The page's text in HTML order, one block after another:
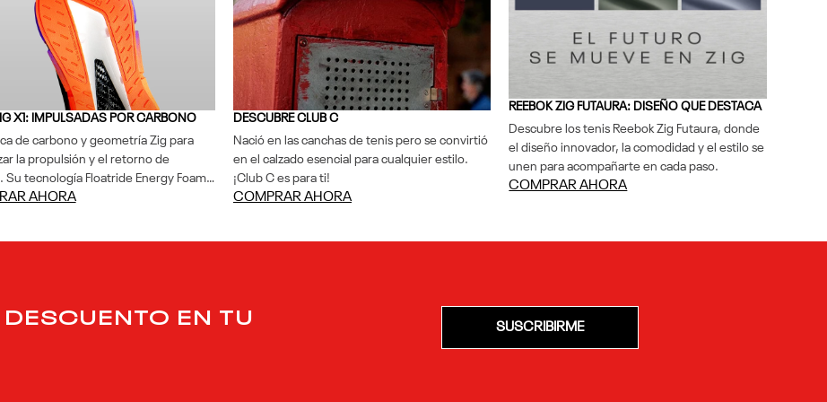
X1: IMPULSADAS POR CARBONO
de carbono y geometría Zig para
la propulsión y el retorno de
Su tecnología Floatride Energy Foam
ligera y reactiva.Con
AHORA
DESCUBRE CLUB C
Nació en las canchas de tenis pero se convirtió
en el calzado esencial para cualquier estilo.
¡Club C es para ti!
COMPRAR AHORA
REEBOK ZIG FUTAURA: DISEÑO QUE DESTACA
Descubre los tenis Reebok Zig Futaura, donde
el diseño innovador, la comodidad y el estilo se
unen para acompañarte en cada paso.
COMPRAR AHORA
EN TU
SUSCRIBIRME